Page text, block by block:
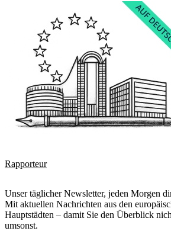
Rapporteur
Unser täglicher Newsletter, jeden Morgen
Mit aktuellen Nachrichten aus den
Hauptstädten – damit Sie den Überblick
umsonst.